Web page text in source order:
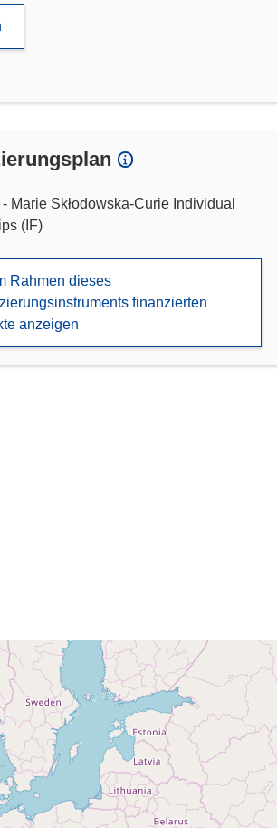
Marie Skłodowska-Curie Individual
(IF)
Rahmen dieses
finanzierten
anzeigen